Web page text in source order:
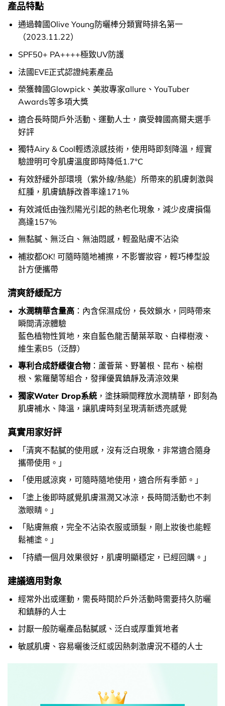
產品特點
通過韓國Olive Young防曬棒分類實時排名第一
（2023.11.22）
SPF50+ PA++++極致UV防護
法國EVE正式認證純素產品
榮獲韓國Glowpick、美妝專家allure、YouTuber
Awards等多項大獎
適合長時間戶外活動、運動人士，廣受韓國高爾夫選手
好評
獨特Airy & Cool輕透涼感技術，使用時即刻降溫，經實
驗證明可令肌膚溫度即時降低1.7°C
有效舒緩外部環境（紫外線/熱能）所帶來的肌膚刺激與
紅腫，肌膚鎮靜改善率達171%
有效減低由強烈陽光引起的熱老化現象，減少皮膚損傷
高達157%
無黏膩、無泛白、無油悶感，輕盈貼膚不沾染
補妝都OK! 可隨時隨地補擦，不影響妝容，輕巧棒型設
計方便攜帶
清爽舒緩配方
水潤精華含量高：內含保濕成份，長效鎖水，同時帶來
瞬間清涼體驗
藍色植物性質地，來自藍色龍舌蘭葉萃取、白樺樹液、
維生素B5（泛醇）
專利合成舒緩復合物：蘆薈葉、野薯根、昆布、榆樹
根、紫羅蘭等組合，發揮優異鎮靜及清涼效果
獨家Water Drop系統，塗抹瞬間釋放水潤精華，即刻為
肌膚補水、降溫，讓肌膚時刻呈現清新透亮感覺
真實用家好評
「清爽不黏膩的使用感，沒有泛白現象，非常適合隨身
攜帶使用。」
「使用感涼爽，可隨時隨地使用，適合所有季節。」
「塗上後即時感覺肌膚濕潤又冰涼，長時間活動也不刺
激眼睛。」
「貼膚無痕，完全不沾染衣服或頭髮，剛上妝後也能輕
鬆補塗。」
「持續一個月效果很好，肌膚明顯穩定，已經回購。」
建議適用對象
經常外出或運動，需長時間於戶外活動時需要持久防曬
和鎮靜的人士
討厭一般防曬產品黏膩感、泛白或厚重質地者
敏感肌膚、容易曬後泛紅或因熱刺激膚況不穩的人士